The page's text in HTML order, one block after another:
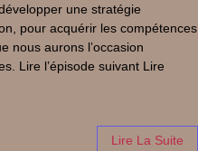
une stratégie
pour acquérir les compétences
nous aurons l’occasion
Lire l’épisode suivant Lire
Lire La Suite